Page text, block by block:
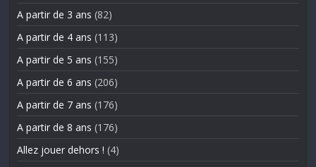
A partir de 3 ans (82)
A partir de 4 ans (113)
A partir de 5 ans (155)
A partir de 6 ans (206)
A partir de 7 ans (176)
A partir de 8 ans (176)
Allez jouer dehors ! (4)